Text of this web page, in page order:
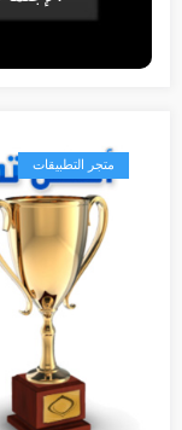
متجر التطبيقات